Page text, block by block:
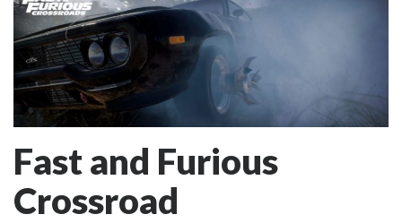
Fast and Furious
Crossroad